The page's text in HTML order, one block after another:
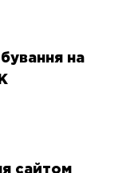
на
сайтом